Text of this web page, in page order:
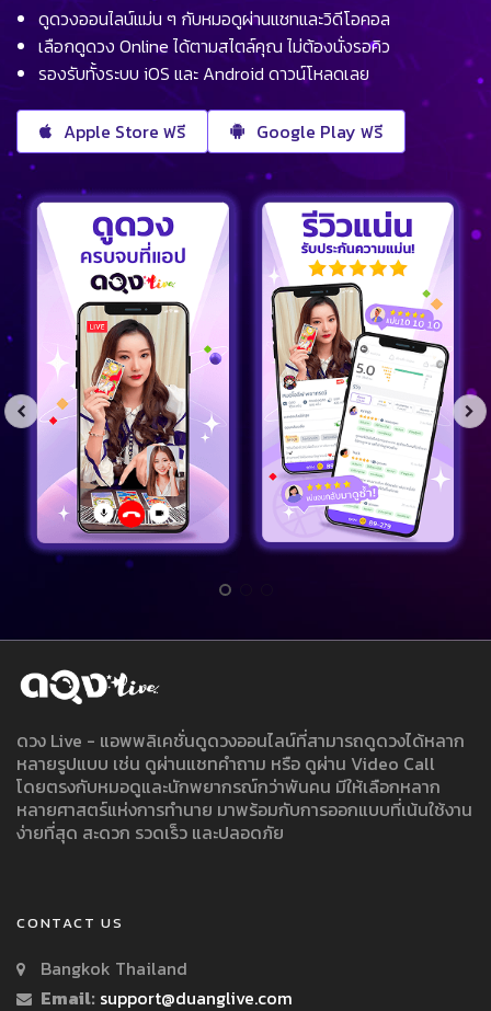
ดูดวงออนไลน์แม่น ๆ กับหมอดูผ่านแชทและวิดีโอคอล
เลือกดูดวง Online ได้ตามสไตล์คุณ ไม่ต้องนั่งรอคิว
รองรับทั้งระบบ iOS และ Android ดาวน์โหลดเลย
Apple Store ฟรี Google Play ฟรี
ดวง Live - แอพพลิเคชั่นดูดวงออนไลน์ที่สามารถดูดวงได้หลาก
หลายรูปแบบ เช่น ดูผ่านแชทคำถาม หรือ ดูผ่าน Video Call
โดยตรงกับหมอดูและนักพยากรณ์กว่าพันคน มีให้เลือกหลาก
หลายศาสตร์แห่งการทำนาย มาพร้อมกับการออกแบบที่เน้นใช้งาน
ง่ายที่สุด สะดวก รวดเร็ว และปลอดภัย
CONTACT US
Bangkok Thailand
Email: support@duanglive.com